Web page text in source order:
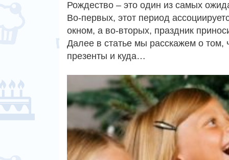
Рождество – это один из самых
Во-первых, этот период
окном, а во-вторых, праздник
Далее в статье мы расскажем о том,
презенты и куда…